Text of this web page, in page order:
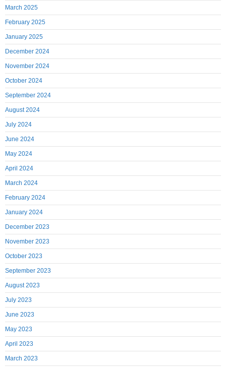
March 2025
February 2025
January 2025
December 2024
November 2024
October 2024
September 2024
August 2024
July 2024
June 2024
May 2024
April 2024
March 2024
February 2024
January 2024
December 2023
November 2023
October 2023
September 2023
August 2023
July 2023
June 2023
May 2023
April 2023
March 2023